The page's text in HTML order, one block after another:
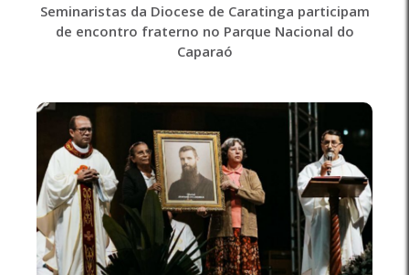
Seminaristas da Diocese de Caratinga participam
de encontro fraterno no Parque Nacional do
Caparaó